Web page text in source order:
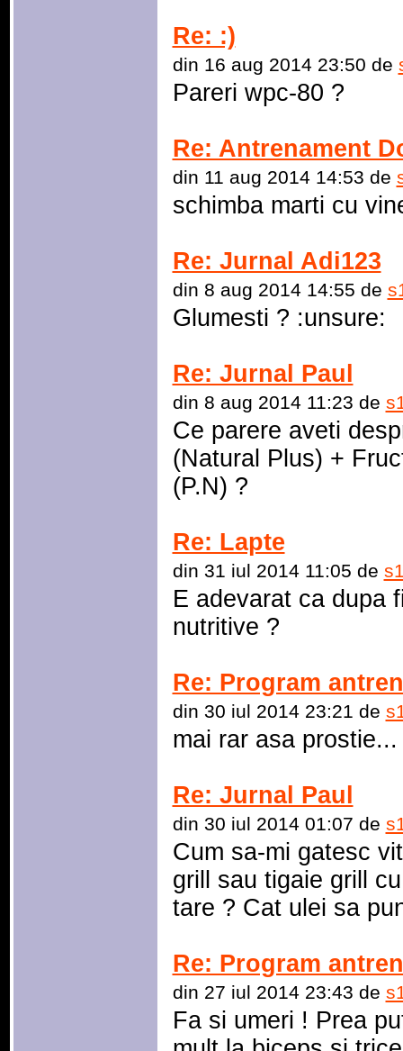
Re: :)
din 16 aug 2014 23:50 de
Pareri wpc-80 ?
Re: Antrenament
din 11 aug 2014 14:53 de
schimba marti cu
Re: Jurnal Adi123
din 8 aug 2014 14:55 de
Glumesti ? :unsure:
Re: Jurnal Paul
din 8 aug 2014 11:23 de
Ce parere aveti
(Natural Plus) +
(P.N) ?
Re: Lapte
din 31 iul 2014 11:05 de
E adevarat ca dupa
nutritive ?
Re: Program
din 30 iul 2014 23:21 de
mai rar asa prostie...
Re: Jurnal Paul
din 30 iul 2014 01:07 de
Cum sa-mi gatesc
grill sau tigaie grill
tare ? Cat ulei sa
Re: Program
din 27 iul 2014 23:43 de
Fa si umeri ! Prea